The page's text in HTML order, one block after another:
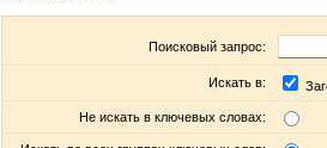
Поисковый запрос:
Искать в:
Не искать в ключевых словах: